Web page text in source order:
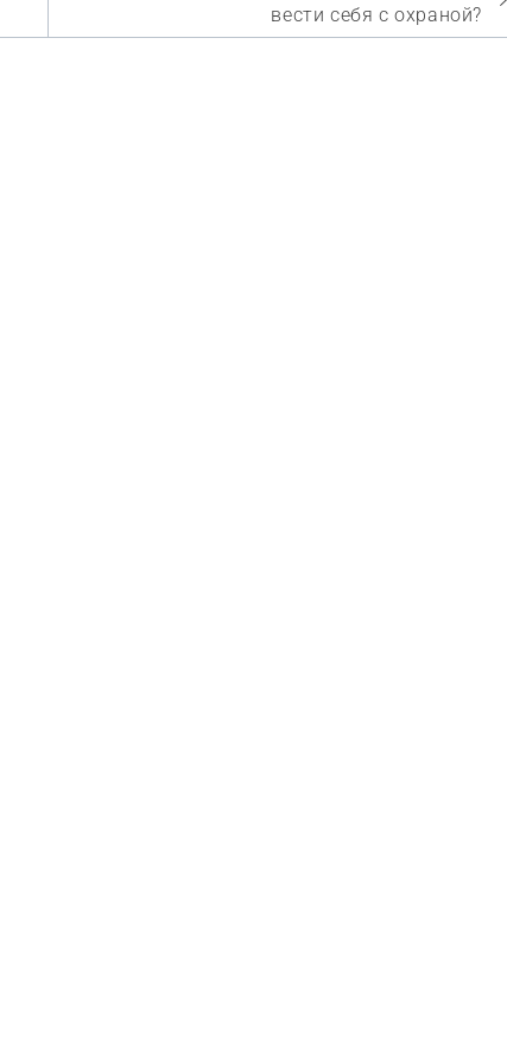
вести себя с охраной?